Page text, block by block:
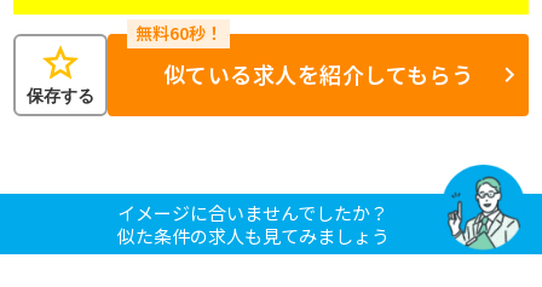
star
保存する
似ている求人を紹介してもらう
イメージに合いませんでしたか？
似た条件の求人も見てみましょう